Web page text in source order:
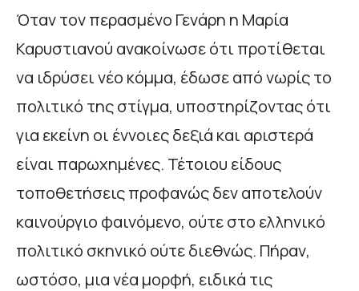
Όταν τον περασμένο Γενάρη η Μαρία
Καρυστιανού ανακοίνωσε ότι προτίθεται
να ιδρύσει νέο κόμμα, έδωσε από νωρίς το
πολιτικό της στίγμα, υποστηρίζοντας ότι
για εκείνη οι έννοιες δεξιά και αριστερά
είναι παρωχημένες. Τέτοιου είδους
τοποθετήσεις προφανώς δεν αποτελούν
καινούργιο φαινόμενο, ούτε στο ελληνικό
πολιτικό σκηνικό ούτε διεθνώς. Πήραν,
ωστόσο, μια νέα μορφή, ειδικά τις